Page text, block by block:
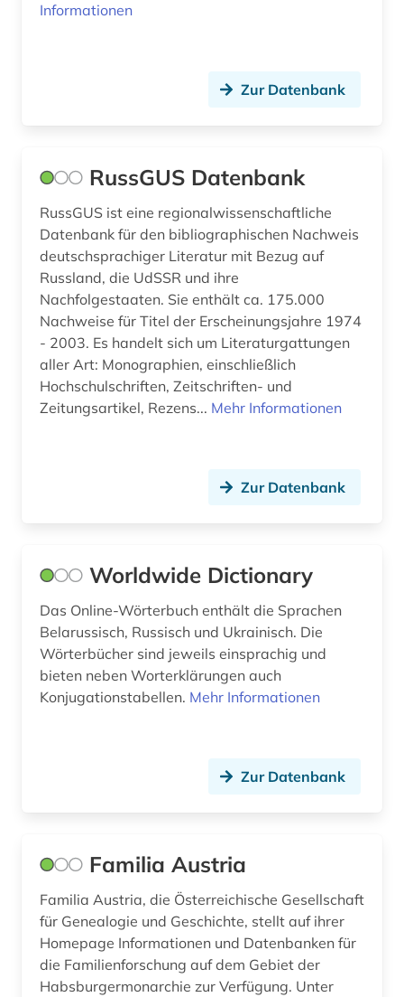
Informationen
Zur Datenbank
RussGUS Datenbank
RussGUS ist eine regionalwissenschaftliche
Datenbank für den bibliographischen Nachweis
deutschsprachiger Literatur mit Bezug auf
Russland, die UdSSR und ihre
Nachfolgestaaten. Sie enthält ca. 175.000
Nachweise für Titel der Erscheinungsjahre 1974
- 2003. Es handelt sich um Literaturgattungen
aller Art: Monographien, einschließlich
Hochschulschriften, Zeitschriften- und
Zeitungsartikel, Rezens... Mehr Informationen
Zur Datenbank
Worldwide Dictionary
Das Online-Wörterbuch enthält die Sprachen
Belarussisch, Russisch und Ukrainisch. Die
Wörterbücher sind jeweils einsprachig und
bieten neben Worterklärungen auch
Konjugationstabellen. Mehr Informationen
Zur Datenbank
Familia Austria
Familia Austria, die Österreichische Gesellschaft
für Genealogie und Geschichte, stellt auf ihrer
Homepage Informationen und Datenbanken für
die Familienforschung auf dem Gebiet der
Habsburgermonarchie zur Verfügung. Unter